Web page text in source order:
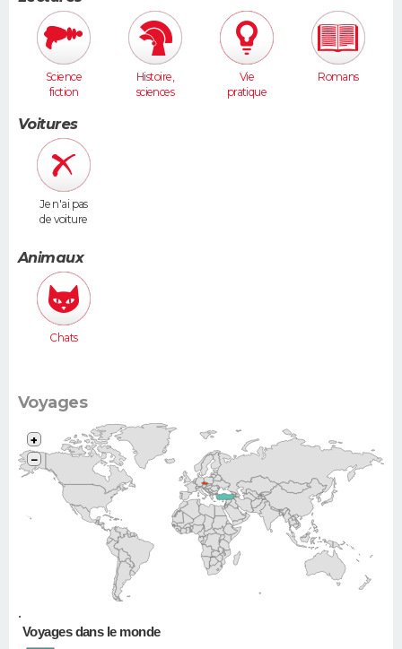
Science
fiction
Histoire,
sciences
Vie
pratique
Romans
Voitures
Je n'ai pas
de voiture
Animaux
Chats
Voyages
•
+
−
Voyages dans le monde